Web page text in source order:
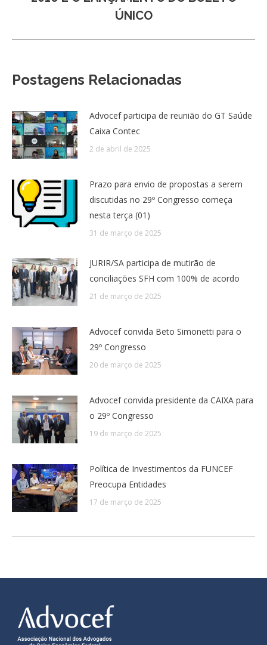
post:
ÚNICO
Postagens Relacionadas
Advocef participa de reunião do GT Saúde
Caixa Contec
2 de abril de 2025
Prazo para envio de propostas a serem
discutidas no 29º Congresso começa
nesta terça (01)
31 de março de 2025
JURIR/SA participa de mutirão de
conciliações SFH com 100% de acordo
21 de março de 2025
Advocef convida Beto Simonetti para o
29º Congresso
20 de março de 2025
Advocef convida presidente da CAIXA para
o 29º Congresso
19 de março de 2025
Política de Investimentos da FUNCEF
Preocupa Entidades
17 de março de 2025